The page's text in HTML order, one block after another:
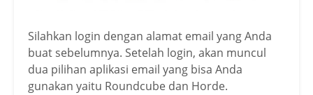
Silahkan login dengan alamat email yang Anda
buat sebelumnya. Setelah login, akan muncul
dua pilihan aplikasi email yang bisa Anda
gunakan yaitu Roundcube dan Horde.